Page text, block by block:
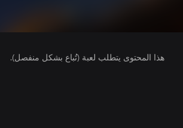
هذا المحتوى يتطلب لعبة (تُباع بشكل منفصل).